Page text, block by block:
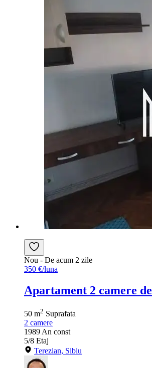
Nou - De acum 2 zile
350 €/luna
Apartament 2 camere de
50 m2 Suprafata
2 camere
1989 An const
5/8 Etaj
Terezian, Sibiu